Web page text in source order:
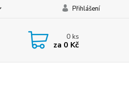
Přihlášení
0ks
za 0 Kč